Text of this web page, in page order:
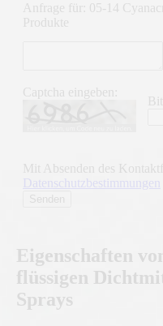
Anfrage für: 05-14
Produkte
Captcha eingeben:
Mit Absenden des
Datenschutzbestimmungen
Eigenschaften
flüssigen
Sprays